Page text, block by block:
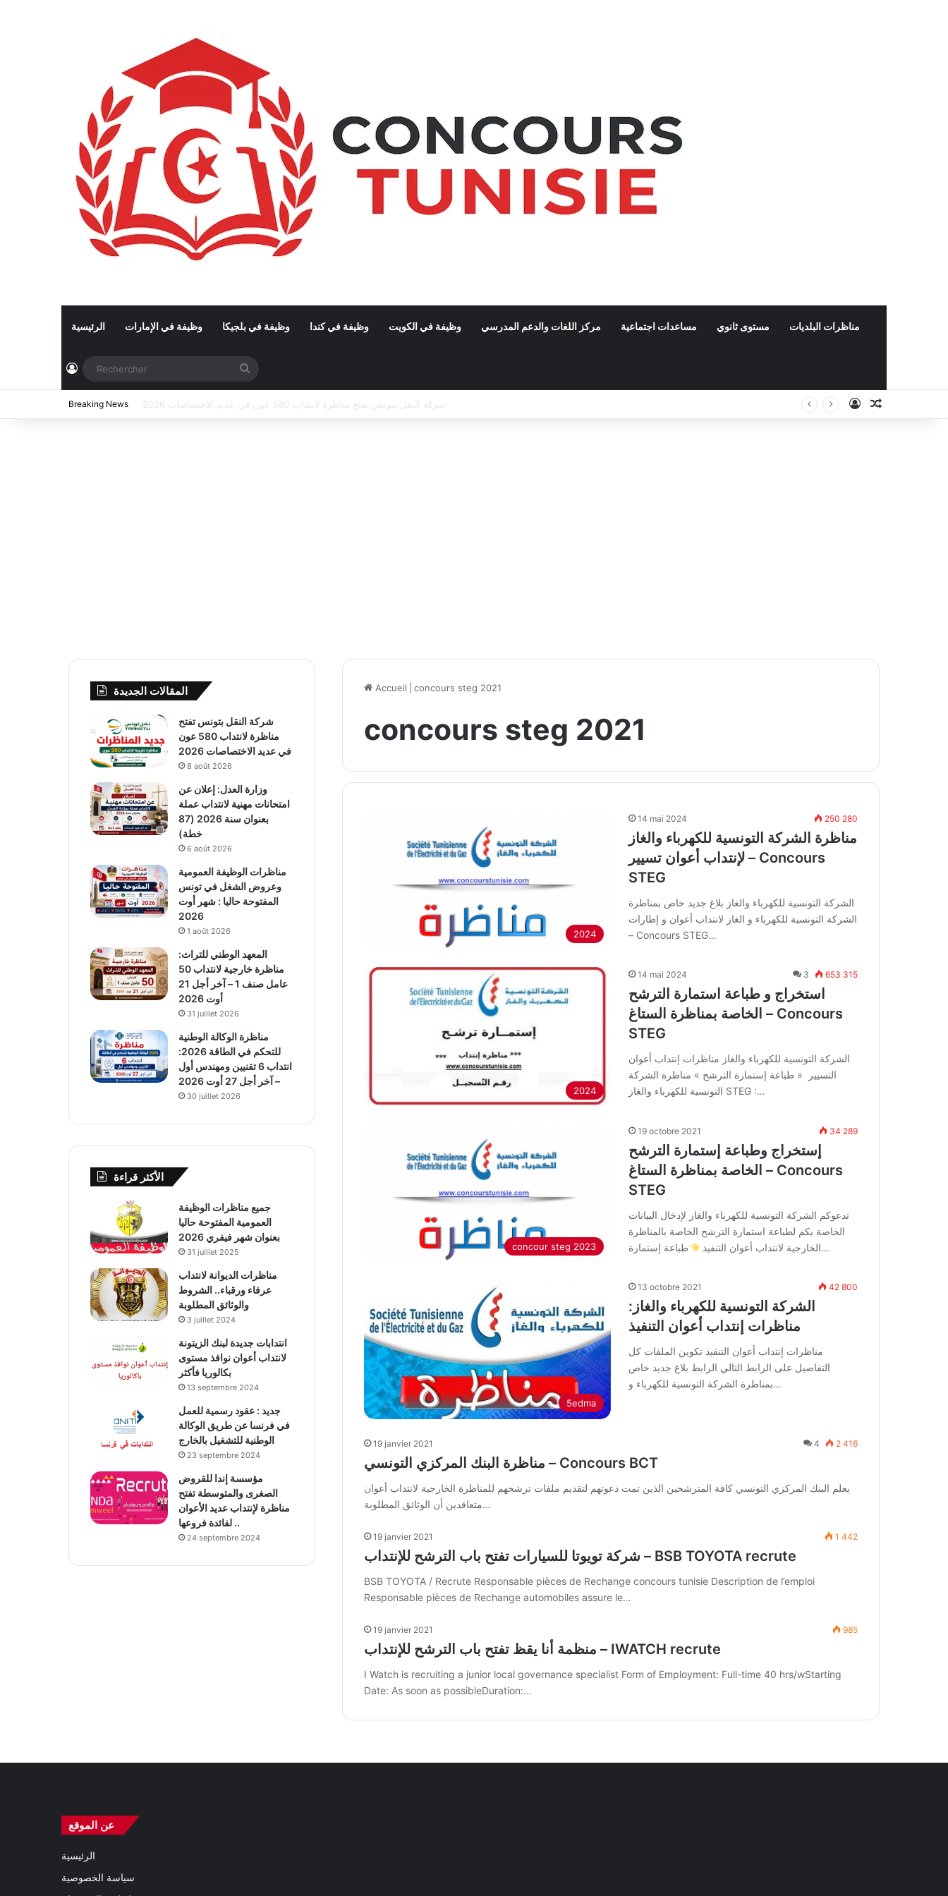
الرئيسية وظيفة في الإمارات وظيفة في بلجيكا وظيفة في كندا وظيفة في الكويت مركز اللغات والدعم المدرسي مساعدات اجتماعية مستوى ثانوي مناظرات البلديات
Connexion
Breaking News وزارة العدل: إعلان عن امتحانات مهنية لانتداب عملة بعنوان سنة 2026 (87 خطة) Connexion
Accueil concours steg 2021
concours steg 2021
2024
14 mai 2024 250 280
مناظرة الشركة التونسية للكهرباء والغاز
لإنتداب أعوان تسيير – Concours
STEG
الشركة التونسية للكهرباء والغاز بلاغ جديد خاص بمناظرة
الشركة التونسية للكهرباء و الغاز لانتداب أعوان و إطارات
– Concours STEG…
2024
14 mai 2024 3 653 315
استخراج و طباعة استمارة الترشح
الخاصة بمناظرة الستاغ – Concours
STEG
الشركة التونسية للكهرباء والغاز مناظرات إنتداب أعوان
التسيير « طباعة إستمارة الترشح » مناظرة الشركة
التونسية للكهرباء والغاز STEG :…
concour steg 2023
19 octobre 2021 34 289
إستخراج وطباعة إستمارة الترشح
الخاصة بمناظرة الستاغ – Concours
STEG
تدعوكم الشركة التونسية للكهرباء والغاز لإدخال البيانات
الخاصة بكم لطباعة استمارة الترشح الخاصة بالمناظرة
الخارجية لانتداب أعوان التنفيذطباعة إستمارة…
5edma
13 octobre 2021 42 800
الشركة التونسية للكهرباء والغاز:
مناظرات إنتداب أعوان التنفيذ
مناظرات إنتداب أعوان التنفيذ تكوين الملفات كل
التفاصيل على الرابط التالي الرابط بلاغ جديد خاص
بمناظرة الشركة التونسية للكهرباء و…
19 janvier 2021 4 2 416
مناظرة البنك المركزي التونسي – Concours BCT
يعلم البنك المركزي التونسي كافة المترشحين الذين تمت دعوتهم لتقديم ملفات ترشحهم للمناظرة الخارجية لانتداب أعوان
متعاقدين أن الوثائق المطلوبة…
19 janvier 2021 1 442
شركة تويوتا للسيارات تفتح باب الترشح للإنتداب – BSB TOYOTA recrute
BSB TOYOTA / Recrute Responsable pièces de Rechange concours tunisie Description de l’emploi
Responsable pièces de Rechange automobiles assure le…
19 janvier 2021 985
منظمة أنا يقظ تفتح باب الترشح للإنتداب – IWATCH recrute
I Watch is recruiting a junior local governance specialist Form of Employment: Full-time 40 hrs/wStarting
Date: As soon as possibleDuration:…
المقالات الجديدة
شركة النقل بتونس تفتح
مناظرة لانتداب 580 عون
في عديد الاختصاصات 2026
8 août 2026
وزارة العدل: إعلان عن
امتحانات مهنية لانتداب عملة
بعنوان سنة 2026 (87
خطة)
6 août 2026
مناظرات الوظيفة العمومية
وعروض الشغل في تونس
المفتوحة حاليا : شهر أوت
2026
1 août 2026
المعهد الوطني للتراث:
مناظرة خارجية لانتداب 50
عامل صنف 1 – آخر أجل 21
أوت 2026
31 juillet 2026
مناظرة الوكالة الوطنية
للتحكم في الطاقة 2026:
انتداب 6 تقنيين ومهندس أول
– آخر أجل 27 أوت 2026
30 juillet 2026
الأكثر قراءة
جميع مناظرات الوظيفة
العمومية المفتوحة حاليا
بعنوان شهر فيفري 2026
31 juillet 2025
مناظرات الديوانة لانتداب
عرفاء ورقباء.. الشروط
والوثائق المطلوبة
3 juillet 2024
انتدابات جديدة لبنك الزيتونة
لانتداب أعوان نوافذ مستوى
بكالوريا فأكثر
13 septembre 2024
جديد : عقود رسمية للعمل
في فرنسا عن طريق الوكالة
الوطنية للتشغيل بالخارج
23 septembre 2024
مؤسسة إندا للقروض
الصغرى والمتوسطة تفتح
مناظرة لإنتداب عديد الأعوان
لفائدة فروعها ..
24 septembre 2024
عن الموقع
الرئيسية
سياسة الخصوصية